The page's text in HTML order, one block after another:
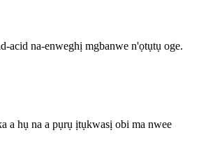
acid na-enweghị mgbanwe n'ọtụtụ oge.
a hụ na a pụrụ ịtụkwasị obi ma nwee